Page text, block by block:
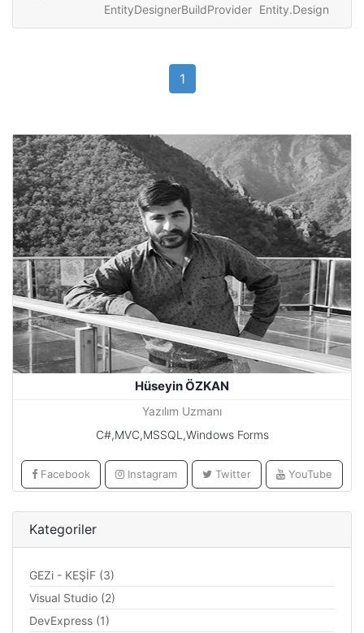
Entity.Design
EntityDesignerBuildProvider
1
Hüseyin ÖZKAN
Yazılım Uzmanı
C#,MVC,MSSQL,Windows Forms
Facebook Instagram Twitter YouTube
Kategoriler
GEZi - KEŞİF (3)
Visual Studio (2)
DevExpress (1)